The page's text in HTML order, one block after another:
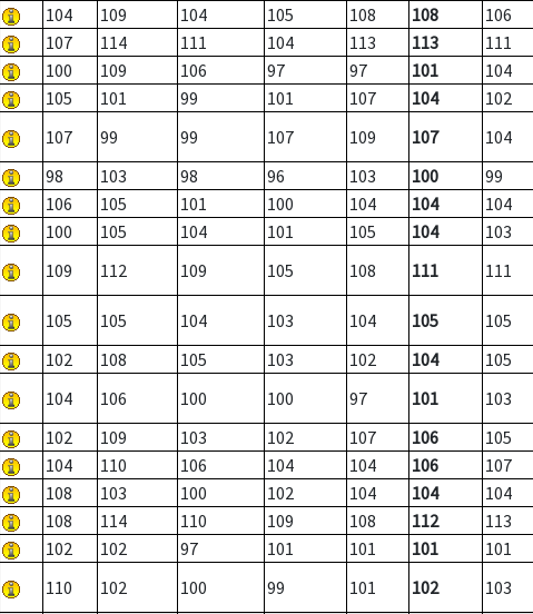
104 109 104 105 108 108
106
107 114 111 104 113 113
111
100 109 106 97 97 101
104
105 101 99 101 107 104
102
107 99 99 107 109 107
104
98 103 98 96 103 100
99
106 105 101 100 104 104
104
100 105 104 101 105 104
103
109 112 109 105 108 111 111
105 105 104 103 104 105
105
102 108 105 103 102 104
105
104 106 100 100 97 101
103
102 109 103 102 107 106
105
104 110 106 104 104 106
107
108 103 100 102 104 104
104
108 114 110 109 108 112
113
102 102 97 101 101 101
101
110 102 100 99 101 102 103